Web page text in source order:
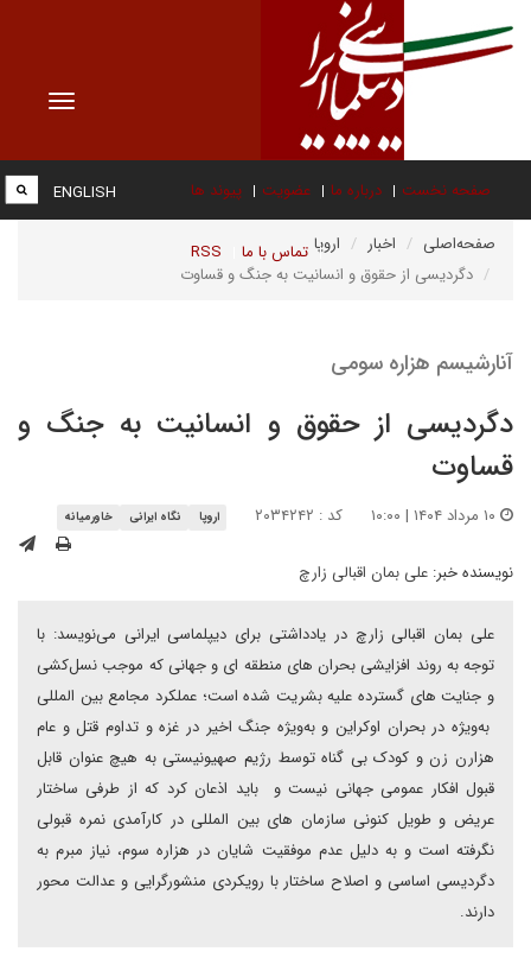
Toggle
صفحه نخست درباره ما عضویت پیوند ها
تماس با ما RSS
ENGLISH
صفحه‌اصلی اخبار
اروپا
دگردیسی از حقوق و انسانیت به جنگ و قساوت
آنارشیسم هزاره سومی
دگردیسی از حقوق و انسانیت به جنگ و
قساوت
کد : ۲۰۳۴۲۴۲ اروپا نگاه ایرانی خاورمیانه
نویسنده خبر: علی بمان اقبالی زارچ
علی بمان اقبالی زارچ در یادداشتی برای دیپلماسی ایرانی می‌نویسد: با
توجه به روند افزایشی بحران های منطقه ای و جهانی که موجب نسل‌کشی
و جنایت های گسترده علیه بشریت شده است؛ عملکرد مجامع بین المللی
به‌ویژه در بحران اوکراین و به‌ویژه جنگ اخیر در غزه و تداوم قتل و عام
هزارن زن و کودک بی گناه توسط رژیم صهیونیستی به هیچ عنوان قابل
قبول افکار عمومی جهانی نیست و باید اذعان کرد که از طرفی ساختار
عریض و طویل کنونی سازمان های بین المللی در کارآمدی نمره قبولی
نگرفته است و به دلیل عدم موفقیت شایان در هزاره سوم، نیاز مبرم به
دگردیسی اساسی و اصلاح ساختار با رویکردی منشورگرایی و عدالت محور
دارند.